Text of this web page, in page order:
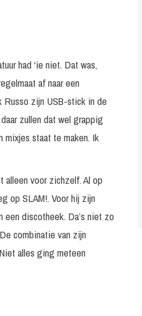
had ‘ie niet. Dat was,
af naar een
Russo zijn USB-stick in de
zullen dat wel grappig
mixjes staat te maken. Ik
alleen voor zichzelf. Al op
op SLAM!. Voor hij zijn
een discotheek. Da’s niet zo
combinatie van zijn
alles ging meteen